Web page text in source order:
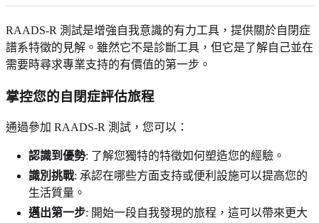
RAADS-R 測試是增強自我意識的有力工具，提供關於自閉症
譜系特徵的見解。雖然它不是診斷工具，但它是了解自己並在
需要時尋求專業支持的有價值的第一步。
掌控您的自閉症評估旅程
通過參加 RAADS-R 測試，您可以：
認識到優勢: 了解您獨特的特徵如何塑造您的經驗。
識別挑戰: 承認在哪些方面支持或便利設施可以提高您的
生活質量。
邁出第一步: 開始一段自我發現的旅程，這可以帶來更大